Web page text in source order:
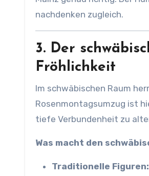
nachdenken zugleich.
3. Der
Fröhlichkeit
Im schwäbischen Raum
Rosenmontagsumzug ist
tiefe Verbundenheit zu
Was macht den
Traditionelle Figuren: